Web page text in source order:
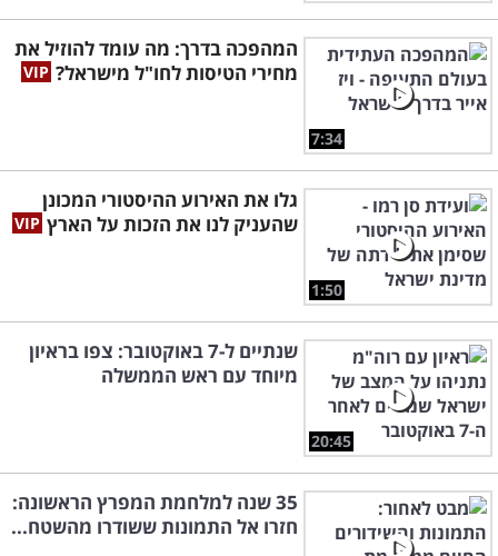
7:34
המהפכה בדרך: מה עומד להוזיל את
מחירי הטיסות לחו"ל מישראל?
1:50
גלו את האירוע ההיסטורי המכונן
שהעניק לנו את הזכות על הארץ
20:45
שנתיים ל-7 באוקטובר: צפו בראיון
מיוחד עם ראש הממשלה
35 שנה למלחמת המפרץ הראשונה:
חזרו אל התמונות ששודרו מהשטח...